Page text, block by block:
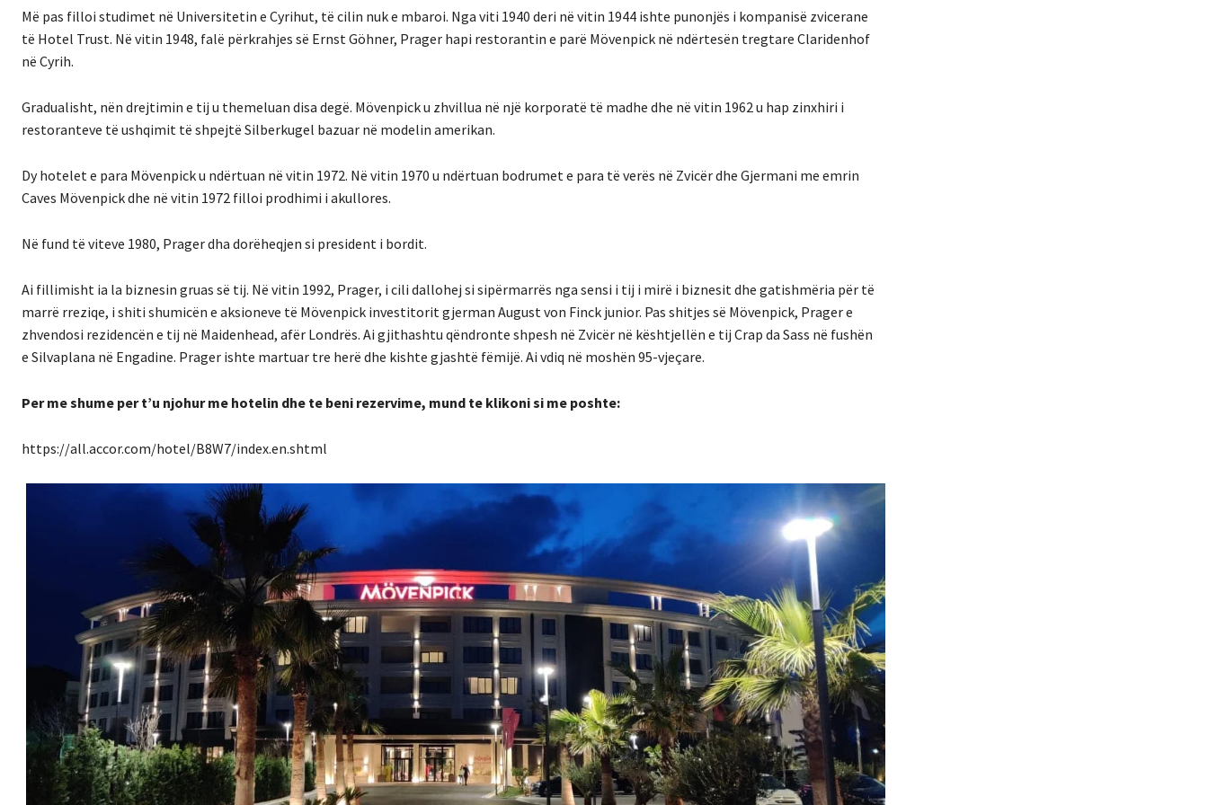
Më pas filloi studimet në Universitetin e Cyrihut, të cilin nuk e mbaroi. Nga viti 1940 deri në vitin 1944 ishte punonjës i kompanisë zvicerane
të Hotel Trust. Në vitin 1948, falë përkrahjes së Ernst Göhner, Prager hapi restorantin e parë Mövenpick në ndërtesën tregtare Claridenhof
në Cyrih.
Gradualisht, nën drejtimin e tij u themeluan disa degë. Mövenpick u zhvillua në një korporatë të madhe dhe në vitin 1962 u hap zinxhiri i
restoranteve të ushqimit të shpejtë Silberkugel bazuar në modelin amerikan.
Dy hotelet e para Mövenpick u ndërtuan në vitin 1972. Në vitin 1970 u ndërtuan bodrumet e para të verës në Zvicër dhe Gjermani me emrin
Caves Mövenpick dhe në vitin 1972 filloi prodhimi i akullores.
Në fund të viteve 1980, Prager dha dorëheqjen si president i bordit.
Ai fillimisht ia la biznesin gruas së tij. Në vitin 1992, Prager, i cili dallohej si sipërmarrës nga sensi i tij i mirë i biznesit dhe gatishmëria për të
marrë rreziqe, i shiti shumicën e aksioneve të Mövenpick investitorit gjerman August von Finck junior. Pas shitjes së Mövenpick, Prager e
zhvendosi rezidencën e tij në Maidenhead, afër Londrës. Ai gjithashtu qëndronte shpesh në Zvicër në kështjellën e tij Crap da Sass në fushën
e Silvaplana në Engadine. Prager ishte martuar tre herë dhe kishte gjashtë fëmijë. Ai vdiq në moshën 95-vjeçare.
Per me shume per t’u njohur me hotelin dhe te beni rezervime, mund te klikoni si me poshte:
https://all.accor.com/hotel/B8W7/index.en.shtml